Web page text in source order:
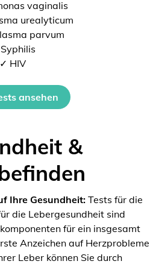
vaginalis
urealyticum
parvum
✓ HIV
ansehen
&
Ihre Gesundheit:Tests für die
die Lebergesundheit sind
für ein insgesamt
Anzeichen auf Herzprobleme
Leber können Sie durch